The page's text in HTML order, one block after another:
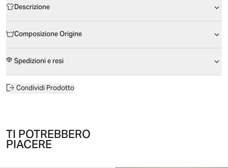
Descrizione
Composizione Origine
Spedizioni e resi
Condividi Prodotto
TI POTREBBERO
PIACERE